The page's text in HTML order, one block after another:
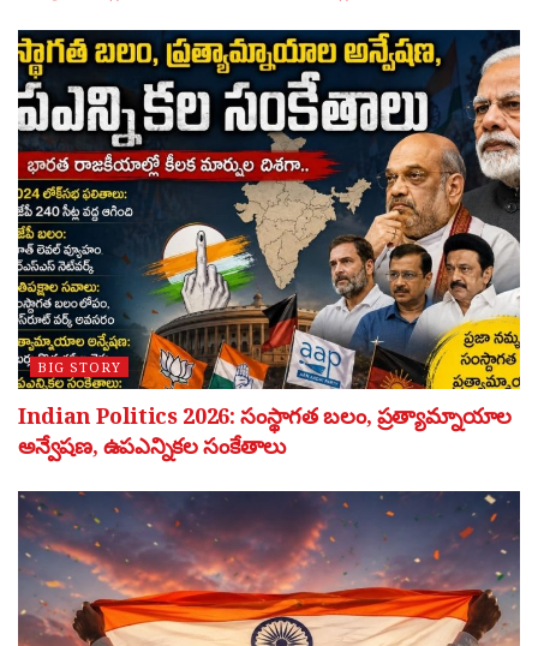
BIG STORY
Indian Politics 2026: సంస్థాగత బలం, ప్రత్యామ్నాయాల
అన్వేషణ, ఉపఎన్నికల సంకేతాలు